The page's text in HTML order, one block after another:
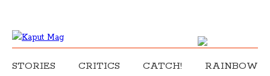
STORIES CRITICS CATCH! RAINBOW